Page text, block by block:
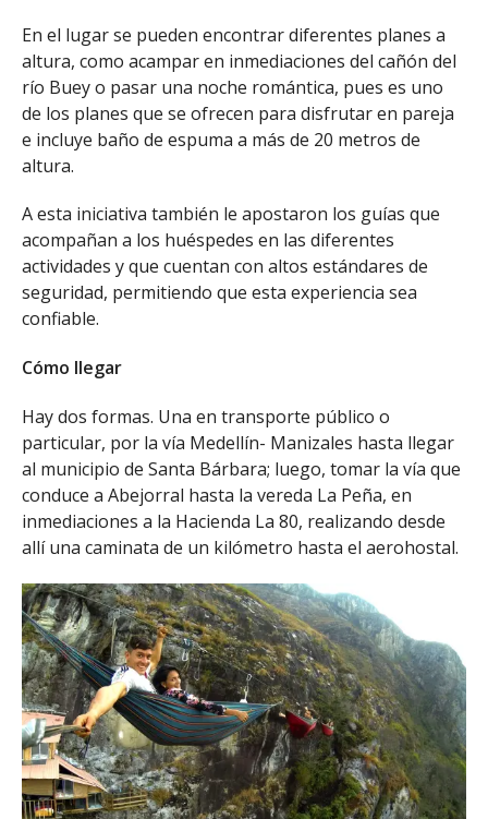
En el lugar se pueden encontrar diferentes planes a
altura, como acampar en inmediaciones del cañón del
río Buey o pasar una noche romántica, pues es uno
de los planes que se ofrecen para disfrutar en pareja
e incluye baño de espuma a más de 20 metros de
altura.
A esta iniciativa también le apostaron los guías que
acompañan a los huéspedes en las diferentes
actividades y que cuentan con altos estándares de
seguridad, permitiendo que esta experiencia sea
confiable.
Cómo llegar
Hay dos formas. Una en transporte público o
particular, por la vía Medellín- Manizales hasta llegar
al municipio de Santa Bárbara; luego, tomar la vía que
conduce a Abejorral hasta la vereda La Peña, en
inmediaciones a la Hacienda La 80, realizando desde
allí una caminata de un kilómetro hasta el aerohostal.